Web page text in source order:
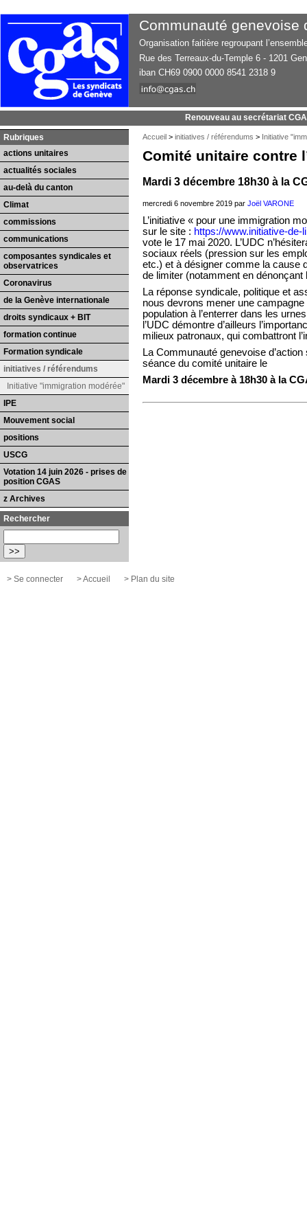
Communauté genevoise
Organisation faitière regroupant
Rue des Terreaux-du-Temple 6 - 1201
iban CH69 0900 0000 8541 2318 9
Renouveau au secrétariat
Accueil > initiatives / référendums > Initiative
Comité unitaire contre
Mardi 3 décembre 18h30 à la
mercredi 6 novembre 2019 par Joël VARONE
L’initiative « pour une immigration
sur le site : https://www.initiative-de-
vote le 17 mai 2020. L’UDC
sociaux réels (pression sur les
etc.) et à désigner comme la cause
de limiter (notamment en
La réponse syndicale, politique et
nous devrons mener une
population à l’enterrer dans les
l’UDC démontre d’ailleurs
milieux patronaux, qui combattront
La Communauté genevoise
séance du comité unitaire le
Mardi 3 décembre à 18h30 à la
Rubriques
actions unitaires
actualités sociales
au-delà du canton
Climat
commissions
communications
composantes syndicales et
observatrices
Coronavirus
de la Genève internationale
droits syndicaux + BIT
formation continue
Formation syndicale
initiatives / référendums
Initiative "immigration modérée"
IPE
Mouvement social
positions
USCG
Votation 14 juin 2026 - prises de
position CGAS
z Archives
Rechercher
> Se connecter > Accueil > Plan du site